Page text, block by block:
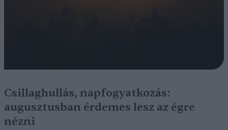
Csillaghullás, napfogyatkozás:
augusztusban érdemes lesz az égre
nézni